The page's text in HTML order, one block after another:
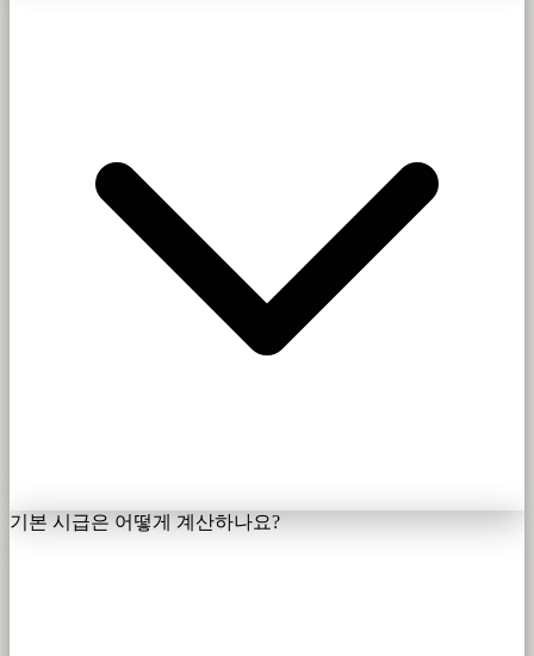
기본 시급은 어떻게 계산하나요?